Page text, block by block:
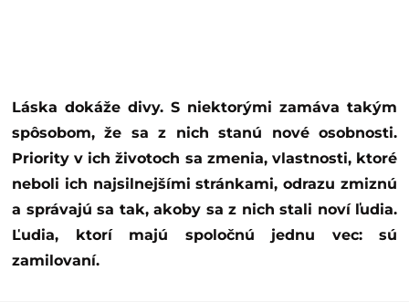
Láska dokáže divy. S niektorými zamáva takým
spôsobom, že sa z nich stanú nové osobnosti.
Priority v ich životoch sa zmenia, vlastnosti, ktoré
neboli ich najsilnejšími stránkami, odrazu zmiznú
a správajú sa tak, akoby sa z nich stali noví ľudia.
Ľudia, ktorí majú spoločnú jednu vec: sú
zamilovaní.